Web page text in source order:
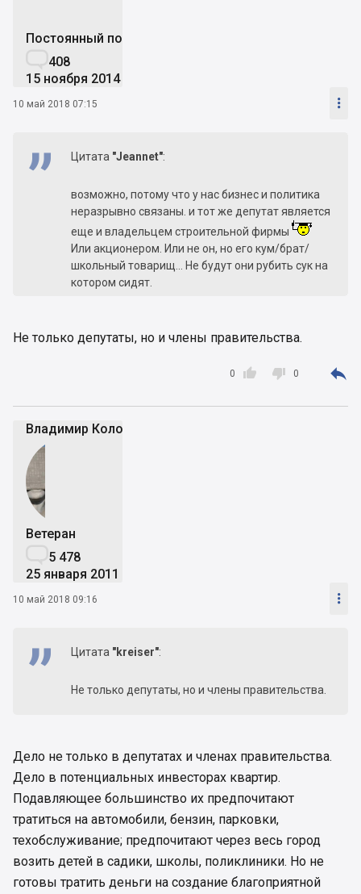
Постоянный пользователь
408
15 ноября 2014
10 май 2018 07:15 
Цитата "Jeannet":
возможно, потому что у нас бизнес и политика
неразрывно связаны. и тот же депутат является
еще и владельцем строительной фирмы
Или акционером. Или не он, но его кум/брат/
школьный товарищ... Не будут они рубить сук на
котором сидят.
Не только депутаты, но и члены правительства.

0  0 
Владимир Коломейко
Ветеран
5 478
25 января 2011
10 май 2018 09:16 
Цитата "kreiser":
Не только депутаты, но и члены правительства.
Дело не только в депутатах и членах правительства.
Дело в потенциальных инвесторах квартир.
Подавляющее большинство их предпочитают
тратиться на автомобили, бензин, парковки,
техобслуживание; предпочитают через весь город
возить детей в садики, школы, поликлиники. Но не
готовы тратить деньги на создание благоприятной